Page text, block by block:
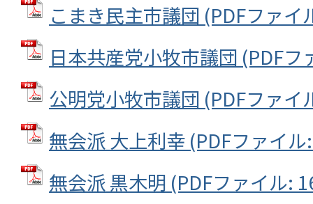
こまき民主市議団 (PDFファイ
日本共産党小牧市議団 (PDFフ
公明党小牧市議団 (PDFファイ
無会派 大上利幸 (PDFファイ
無会派 黒木明 (PDFファイル: